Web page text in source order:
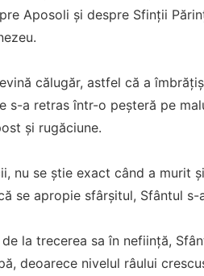
Aposoli și despre Sfinții
călugăr, astfel că a
s-a retras într-o peșteră pe
și rugăciune.
nu se știe exact când a murit
se apropie sfârșitul, Sfântul
la trecerea sa în neființă,
deoarece nivelul râului